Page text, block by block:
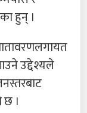
हुन् ।
उद्देश्यले
।